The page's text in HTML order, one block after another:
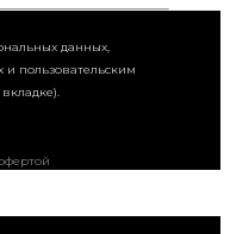
данных,
и пользовательским